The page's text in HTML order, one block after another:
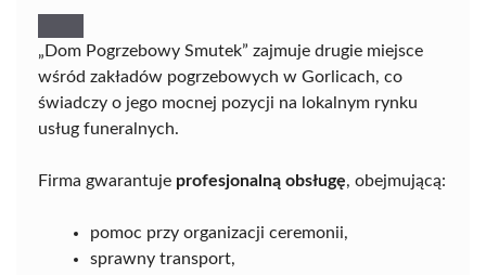
„Dom Pogrzebowy Smutek” zajmuje drugie miejsce
wśród zakładów pogrzebowych w Gorlicach, co
świadczy o jego mocnej pozycji na lokalnym rynku
usług funeralnych.
Firma gwarantuje profesjonalną obsługę, obejmującą:
pomoc przy organizacji ceremonii,
sprawny transport,